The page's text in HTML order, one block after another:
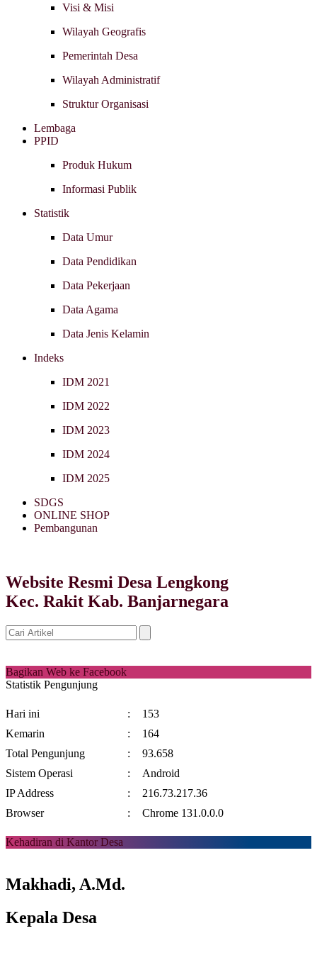
Visi & Misi
Wilayah Geografis
Pemerintah Desa
Wilayah Administratif
Struktur Organisasi
Lembaga
PPID
Produk Hukum
Informasi Publik
Statistik
Data Umur
Data Pendidikan
Data Pekerjaan
Data Agama
Data Jenis Kelamin
Indeks
IDM 2021
IDM 2022
IDM 2023
IDM 2024
IDM 2025
SDGS
ONLINE SHOP
Pembangunan
Website Resmi Desa Lengkong
Kec. Rakit Kab. Banjarnegara
Bagikan Web ke Facebook
Statistik Pengunjung
Hari ini :
153
Kemarin
:
164
Total Pengunjung
:
93.658
Sistem Operasi
:
Android
IP Address
:
216.73.217.36
Browser
: Chrome 131.0.0.0
Kehadiran di Kantor Desa
Makhadi, A.Md.
Kepala Desa